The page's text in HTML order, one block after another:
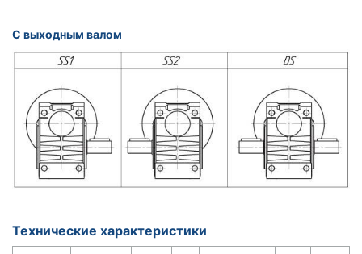
С выходным валом
Технические характеристики